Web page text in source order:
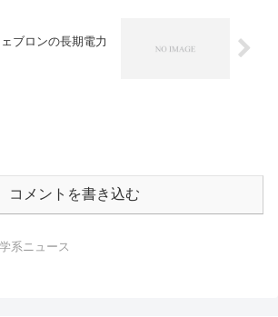
ブロンの長期電力
コメントを書き込む
系ニュース